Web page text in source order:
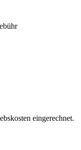
eingerechnet.